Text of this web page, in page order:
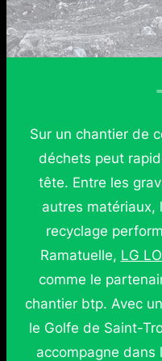
Sur un chantier de
déchets peut
tête. Entre les
autres matériaux,
recyclage
Ramatuelle, LG
comme le
chantier btp. Avec
le Golfe de Saint-
accompagne dans